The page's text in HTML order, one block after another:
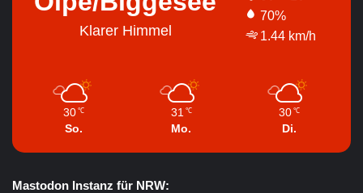
Klarer Himmel
70%
1.44 km/h
30 ℃
So.
31 ℃
Mo.
30 ℃
Di.
Mastodon Instanz für NRW: